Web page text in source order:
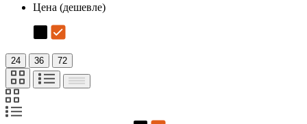
Цена (дешевле)
24 36 72